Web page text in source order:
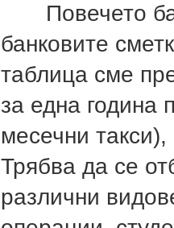
Повечето
банковите
таблица сме
за една година
месечни
Трябва да се
различни